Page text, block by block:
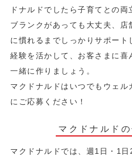
ドナルドでしたら子育てとの両
ブランクがあっても大丈夫、店
に慣れるまでしっかりサポート
経験を活かして、お客さまに喜
一緒に作りましょう。
マクドナルドはいつでもウェル
にご応募ください！
マクドナルド
マクドナルドでは、週1日・1